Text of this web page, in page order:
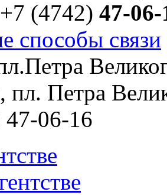
+7 (4742) 47-06-
способы связи
пл. Петра
06-16